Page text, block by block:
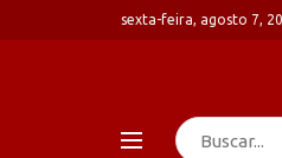
sexta-feira, agosto 7,